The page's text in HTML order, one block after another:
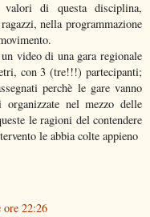
valori di questa disciplina,
nella programmazione
video di una gara regionale
con 3 (tre!!!) partecipanti;
perchè le gare vanno
nel mezzo delle
le ragioni del contendere
le abbia colte appieno
ore 22:26